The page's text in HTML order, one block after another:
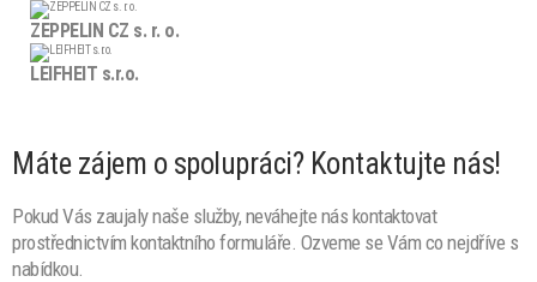
ZEPPELIN CZ s. r. o.
LEIFHEIT s.r.o.
Máte zájem o spolupráci? Kontaktujte nás!
Pokud Vás zaujaly naše služby, neváhejte nás kontaktovat
prostřednictvím kontaktního formuláře. Ozveme se Vám co nejdříve s
nabídkou.